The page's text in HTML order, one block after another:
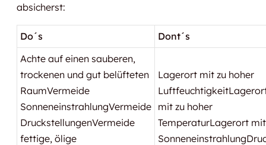
absicherst:
Do´s
Dont´s
Achte auf einen sauberen,
trockenen und gut belüfteten
RaumVermeide
SonneneinstrahlungVermeide
DruckstellungenVermeide
fettige, ölige
Lagerort mit zu hoher
mit zu hoher
TemperaturLagerort mit